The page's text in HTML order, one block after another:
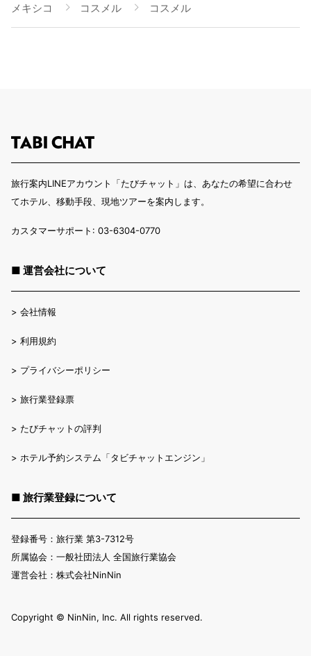
メキシコ
コスメル コスメル
旅行案内LINEアカウント「たびチャット」は、あなたの希望に合わせ
てホテル、移動手段、現地ツアーを案内します。
カスタマーサポート: 03-6304-0770
■ 運営会社について
> 会社情報
> 利用規約
> プライバシーポリシー
> 旅行業登録票
> たびチャットの評判
> ホテル予約システム「タビチャットエンジン」
■ 旅行業登録について
登録番号：旅行業 第3-7312号
所属協会：一般社団法人 全国旅行業協会
運営会社：株式会社NinNin
Copyright ©︎ NinNin, Inc. All rights reserved.